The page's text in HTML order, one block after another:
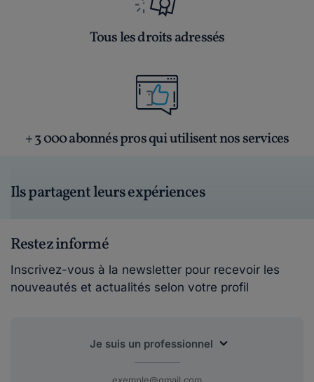
Tous les droits adressés
+ 3 000 abonnés pros qui utilisent nos services
Ils partagent leurs expériences
Restez informé
Inscrivez-vous à la newsletter pour recevoir les
nouveautés et actualités selon votre profil